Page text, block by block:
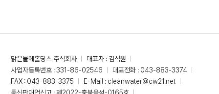
맑은물에홀딩스 주식회사
대표자 : 김석원
사업자등록번호 : 331-86-02546
대표전화 : 043-883-3374
FAX : 043-883-3375
E-Mail : cleanwater@cw21.net
통신판매업신고 : 제2022-충북음성-0165호